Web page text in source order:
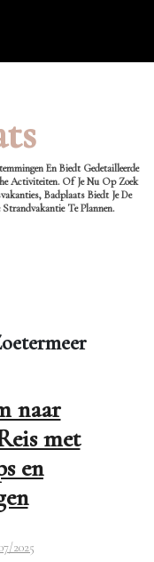
En Biedt Gedetailleerde
Activiteiten. Of Je Nu Op Zoek
Badplaats Biedt Je De
Te Plannen.
naar
met
en
2025